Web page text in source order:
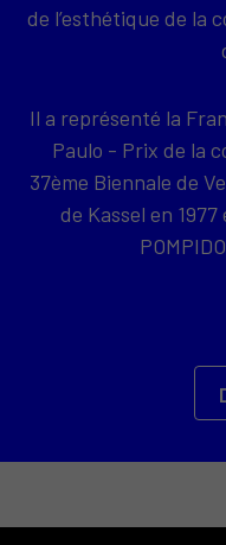
de l’esthétique de la
Il a représenté la
Paulo - Prix de la
37ème Biennale de
de Kassel en